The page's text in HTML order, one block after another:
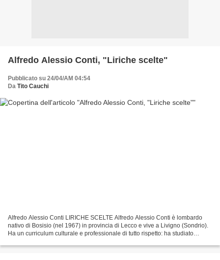
Alfredo Alessio Conti, "Liriche scelte"
Pubblicato su 24/04/AM 04:54
Da Tito Cauchi
Alfredo Alessio Conti LIRICHE SCELTE Alfredo Alessio Conti è lombardo
nativo di Bosisio (nel 1967) in provincia di Lecco e vive a Livigno (Sondrio).
Ha un curriculum culturale e professionale di tutto rispetto: ha studiato